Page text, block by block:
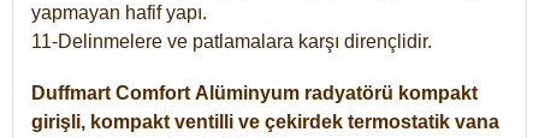
yapmayan hafif yapı.
11-Delinmelere ve patlamalara karşı dirençlidir.
Duffmart Comfort Alüminyum radyatörü kompakt
girişli, kompakt ventilli ve çekirdek termostatik vana